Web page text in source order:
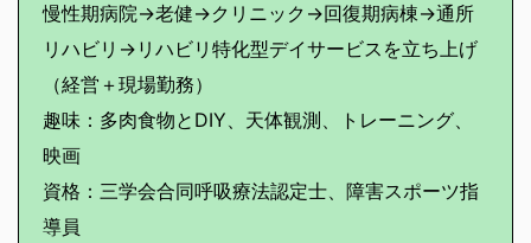
慢性期病院→老健→クリニック→回復期病棟→通所
リハビリ→リハビリ特化型デイサービスを立ち上げ
（経営＋現場勤務）
趣味：多肉食物とDIY、天体観測、トレーニング、
映画
資格：三学会合同呼吸療法認定士、障害スポーツ指
導員